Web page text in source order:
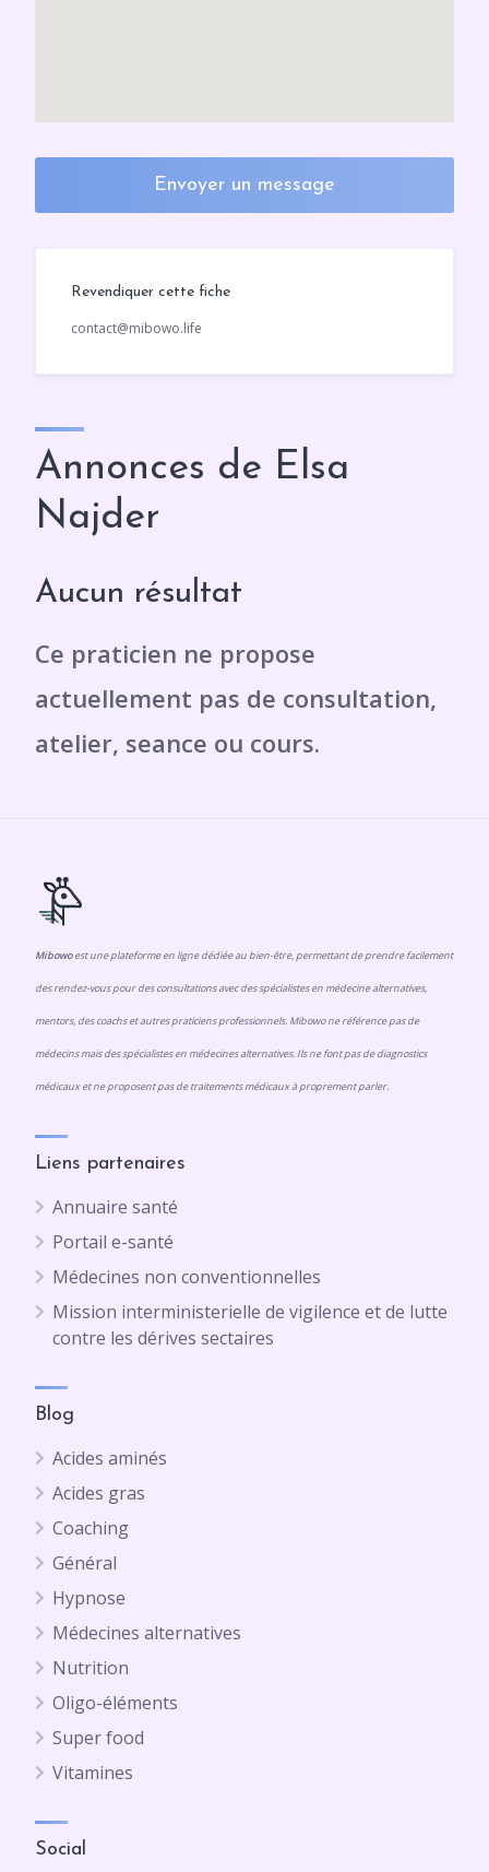
Envoyer un message
Revendiquer cette fiche
contact@mibowo.life
Annonces de Elsa
Najder
Aucun résultat
Mibowoest une plateforme en ligne dédiée au bien-être, permettant de prendre facilement
des rendez-vous pour des consultations avec des spécialistes en médecine alternatives,
mentors, des coachs et autres praticiens professionnels. Mibowo ne référence pas de
médecins mais des spécialistes en médecines alternatives. Ils ne font pas de diagnostics
médicaux et ne proposent pas de traitements médicaux à proprement parler.
Liens partenaires
Annuaire santé
Portail e-santé
Médecines non conventionnelles
Mission interministerielle de vigilence et de lutte
contre les dérives sectaires
Blog
Acides aminés
Acides gras
Coaching
Général
Hypnose
Médecines alternatives
Nutrition
Oligo-éléments
Super food
Vitamines
Social